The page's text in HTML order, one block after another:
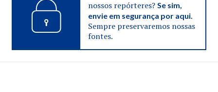
nossos repórteres? Se sim,
envie em segurança por aqui.
Sempre preservaremos nossas
fontes.